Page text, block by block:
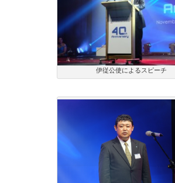
伊従公使によるスピーチ